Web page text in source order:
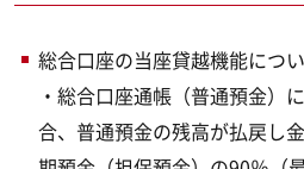
総合口座の当座貸越機能につ
・総合口座通帳（普通預金）
合、普通預金の残高が払戻し